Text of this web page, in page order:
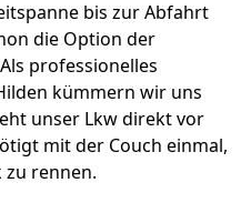
bis zur Abfahrt
die Option der
professionelles
kümmern wir uns
unser Lkw direkt vor
mit der Couch einmal,
zu rennen.